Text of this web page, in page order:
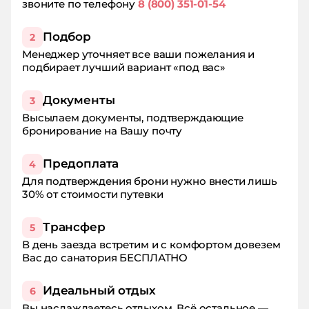
руб, хотя по курортной книжке пройдены не
Валентина, извините отчество забыла.
Главврача не видела, обходов в столовой не
было. Белье чистое, но старое. Досуга не
ребенку можно было купить, не выходя из
корпуса.
звоните по телефону8 (800) 351-01-54
2 Подбор
Менеджер уточняет все ваши пожелания и
подбирает лучший вариант «под вас»
3 Документы
Высылаем документы, подтверждающие
бронирование на Вашу почту
4 Предоплата
Для подтверждения брони нужно внести лишь
30% от стоимости путевки
5 Трансфер
В день заезда встретим и с комфортом довезем
Вас до санатория БЕСПЛАТНО
6 Идеальный отдых